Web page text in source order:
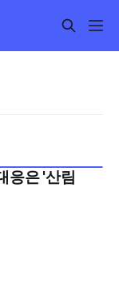
응은 '산림